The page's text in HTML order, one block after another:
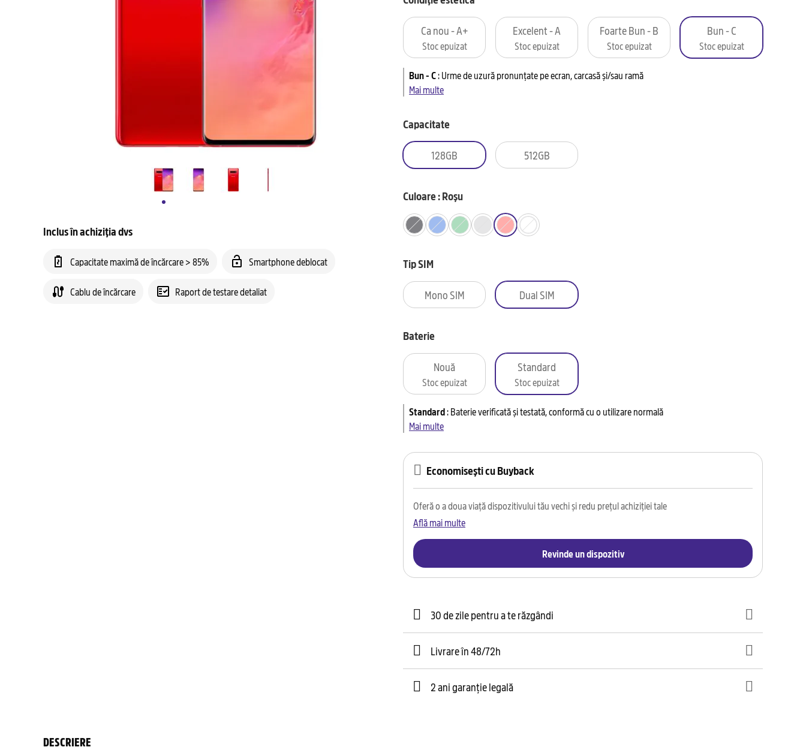
Inclus în achiziția dvs
Capacitate maximă de încărcare > 85% Smartphone deblocat
Cablu de încărcare Raport de testare detaliat
Ca nou - A+
Stoc epuizat
Excelent - A
Stoc epuizat
Foarte Bun - B
Stoc epuizat
Bun - C
Stoc epuizat
Bun - C:Urme de uzură pronunțate pe ecran, carcasă și/sau ramă
Mai multe
Capacitate
128GB 512GB
Culoare : Roșu
Tip SIM
Mono SIM Dual SIM
Baterie
Nouă
Stoc epuizat
Standard
Stoc epuizat
Standard:Baterie verificată și testată, conformă cu o utilizare normală
Mai multe
Economisești cu Buyback
Oferă o a doua viață dispozitivului tău vechi și redu prețul achiziției tale
Află mai multe
Revinde un dispozitiv
30 de zile pentru a te răzgândi
Livrare în 48/72h
2 ani garanție legală
DESCRIERE